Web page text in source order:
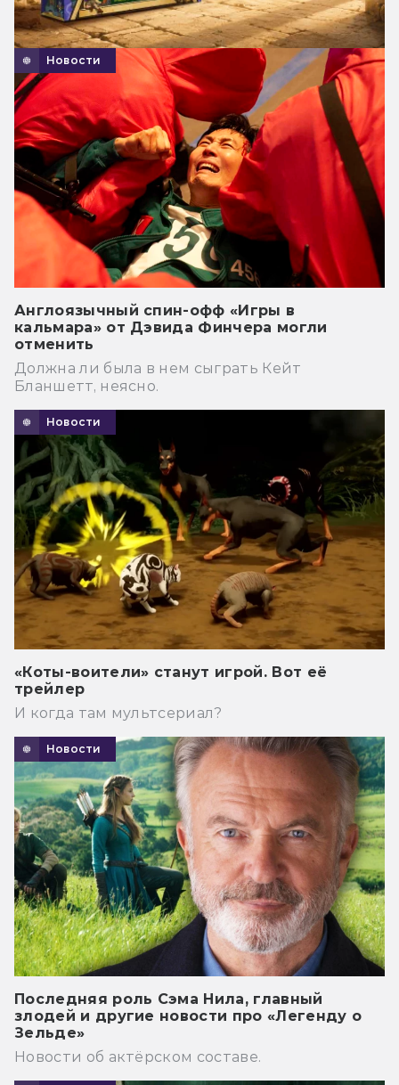
Новости
Англоязычный спин-офф «Игры в
кальмара» от Дэвида Финчера могли
отменить
Должна ли была в нем сыграть Кейт
Бланшетт, неясно.
Новости
«Коты-воители» станут игрой. Вот её
трейлер
И когда там мультсериал?
Новости
Последняя роль Сэма Нила, главный
злодей и другие новости про «Легенду о
Зельде»
Новости об актёрском составе.